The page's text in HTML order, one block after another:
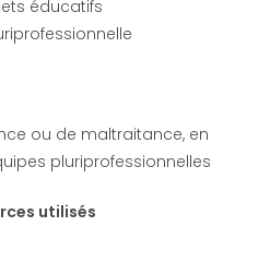
éducatifs
ou de maltraitance, en
pluriprofessionnelles
utilisés